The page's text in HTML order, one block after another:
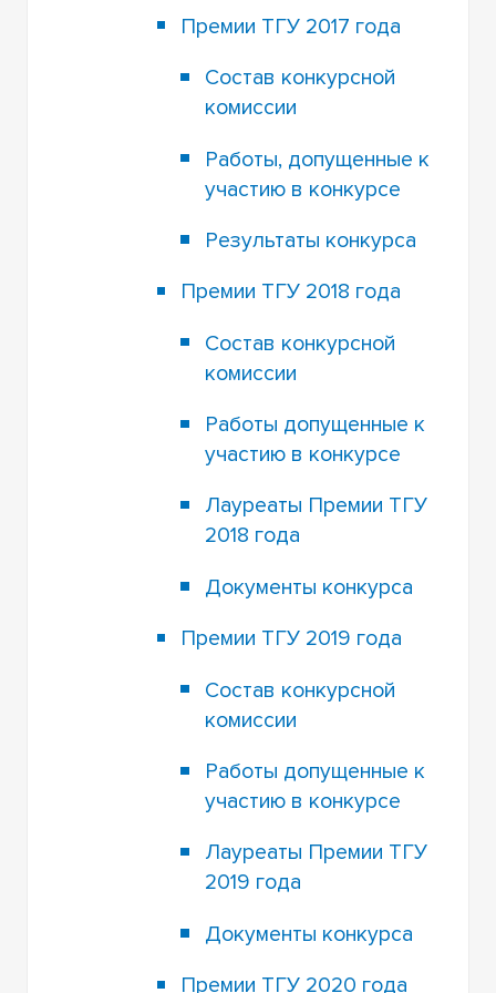
Премии ТГУ 2017 года
Состав конкурсной
комиссии
Работы, допущенные к
участию в конкурсе
Результаты конкурса
Премии ТГУ 2018 года
Состав конкурсной
комиссии
Работы допущенные к
участию в конкурсе
Лауреаты Премии ТГУ
2018 года
Документы конкурса
Премии ТГУ 2019 года
Состав конкурсной
комиссии
Работы допущенные к
участию в конкурсе
Лауреаты Премии ТГУ
2019 года
Документы конкурса
Премии ТГУ 2020 года